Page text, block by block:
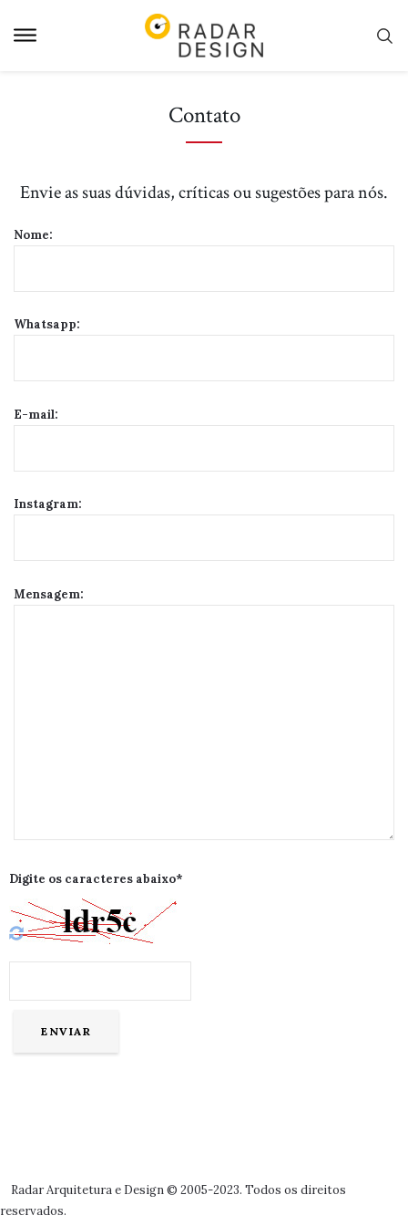
para
Contato
Envie as suas dúvidas, críticas ou sugestões para nós.
Nome:
Whatsapp:
E-mail:
Instagram:
Mensagem:
Digite os caracteres abaixo*
Radar Arquitetura e Design © 2005-2023. Todos os direitos
reservados.